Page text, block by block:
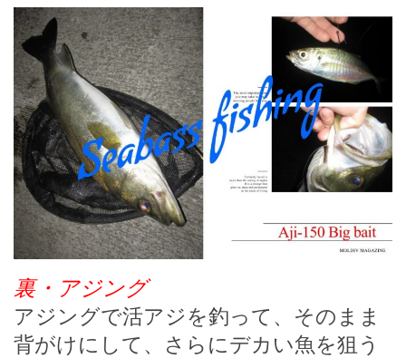
裏・アジング
アジングで活アジを釣って、そのまま
背がけにして、さらにデカい魚を狙う